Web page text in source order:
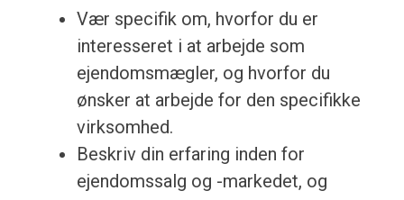
Vær specifik om, hvorfor du er
interesseret i at arbejde som
ejendomsmægler, og hvorfor du
ønsker at arbejde for den specifikke
virksomhed.
Beskriv din erfaring inden for
ejendomssalg og -markedet, og